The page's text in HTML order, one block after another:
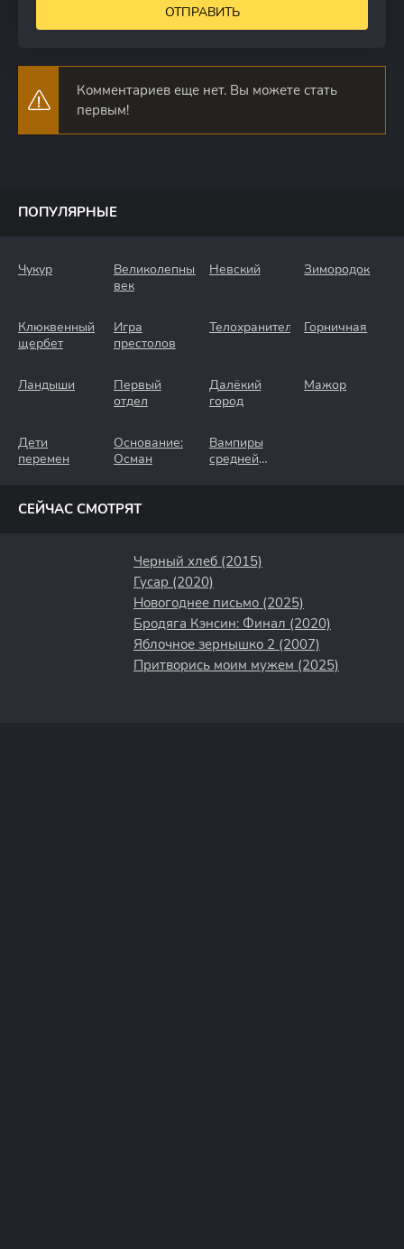
ОТПРАВИТЬ
Комментариев еще нет. Вы можете стать
первым!
ПОПУЛЯРНЫЕ
Чукур
Великолепный
век
Невский Зимородок
Клюквенный
щербет
Игра
престолов
Телохранители Горничная
Ландыши
Первый
отдел
Далёкий
город
Мажор
Дети
перемен
Основание:
Осман
Вампиры
средней
СЕЙЧАС СМОТРЯТ
Черный хлеб (2015)
Гусар (2020)
Новогоднее письмо (2025)
Бродяга Кэнсин: Финал (2020)
Яблочное зернышко 2 (2007)
Притворись моим мужем (2025)